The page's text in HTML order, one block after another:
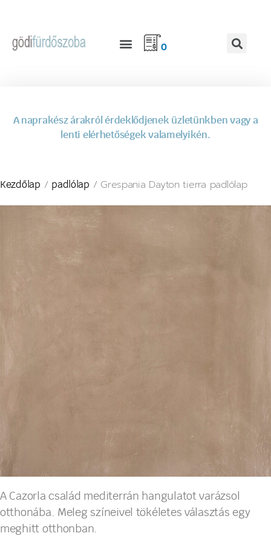
0
A naprakész árakról érdeklődjenek üzletünkben vagy a
lenti elérhetőségek valamelyikén.
Kezdőlap / padlólap / Grespania Dayton tierra padlólap
A Cazorla család mediterrán hangulatot varázsol
otthonába. Meleg színeivel tökéletes választás egy
meghitt otthonban.